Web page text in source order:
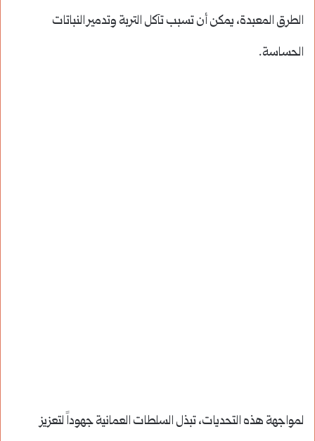
الطرق المعبدة، يمكن أن تسبب تآكل التربة وتدمير النباتات
الحساسة.
لمواجهة هذه التحديات، تبذل السلطات العمانية جهوداً لتعزيز